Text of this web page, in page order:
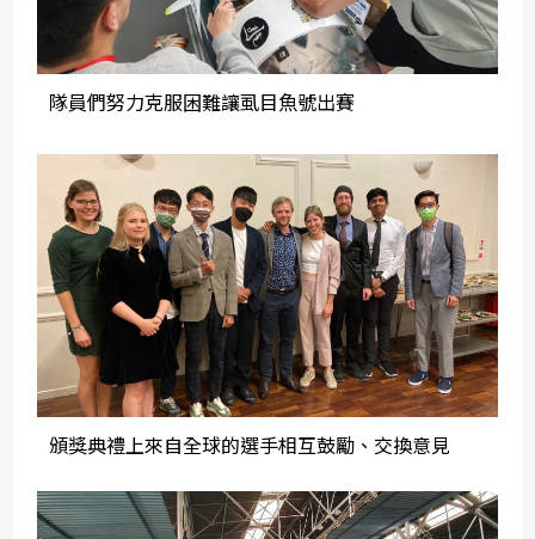
隊員們努力克服困難讓虱目魚號出賽
頒獎典禮上來自全球的選手相互鼓勵、交換意見